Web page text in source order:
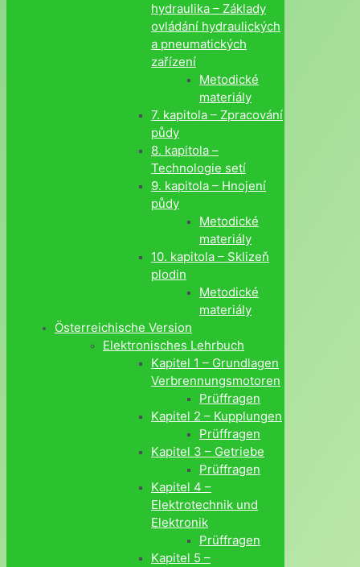
hydraulika – Základy
ovládání hydraulických
a pneumatických
zařízení
Metodické
materiály
7. kapitola – Zpracování
půdy
8. kapitola –
Technologie setí
9. kapitola – Hnojení
půdy
Metodické
materiály
10. kapitola – Sklizeň
plodin
Metodické
materiály
Österreichische Version
Elektronisches Lehrbuch
Kapitel 1 – Grundlagen
Verbrennungsmotoren
Prüffragen
Kapitel 2 – Kupplungen
Prüffragen
Kapitel 3 – Getriebe
Prüffragen
Kapitel 4 –
Elektrotechnik und
Elektronik
Prüffragen
Kapitel 5 –